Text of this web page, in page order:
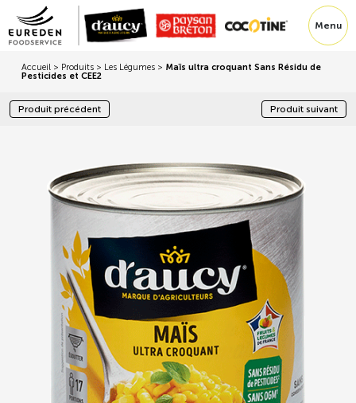
Menu
Accueil > Produits > Les Légumes > Maïs ultra croquant Sans Résidu de
Pesticides et CEE2
Produit précédent Produit suivant